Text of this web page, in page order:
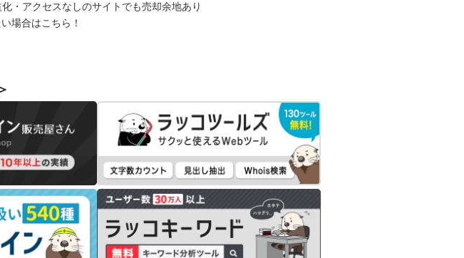
・アクセスなしのサイトでも売却余地あり
場合はこちら！